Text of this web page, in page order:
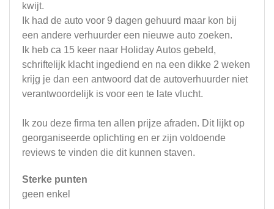
kwijt.
Ik had de auto voor 9 dagen gehuurd maar kon bij
een andere verhuurder een nieuwe auto zoeken.
Ik heb ca 15 keer naar Holiday Autos gebeld,
schriftelijk klacht ingediend en na een dikke 2 weken
krijg je dan een antwoord dat de autoverhuurder niet
verantwoordelijk is voor een te late vlucht.
Ik zou deze firma ten allen prijze afraden. Dit lijkt op
georganiseerde oplichting en er zijn voldoende
reviews te vinden die dit kunnen staven.
Sterke punten
geen enkel